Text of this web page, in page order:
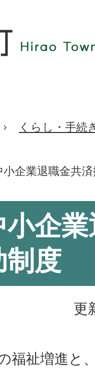
くらし・手続
小企業退職金共
企
制度
更
福祉増進と